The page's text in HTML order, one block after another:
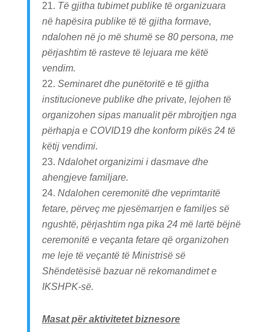
Të gjitha tubimet publike të organizuara
në hapësira publike të të gjitha formave,
ndalohen në jo më shumë se 80 persona, me
përjashtim të rasteve të lejuara me këtë
vendim.
Seminaret dhe punëtoritë e të gjitha
institucioneve publike dhe private, lejohen të
organizohen sipas manualit për mbrojtjen nga
përhapja e COVID19 dhe konform pikës 24 të
këtij vendimi.
Ndalohet organizimi i dasmave dhe
ahengjeve familjare.
Ndalohen ceremonitë dhe veprimtaritë
fetare, përveç me pjesëmarrjen e familjes së
ngushtë, përjashtim nga pika 24 më lartë bëjnë
ceremonitë e veçanta fetare që organizohen
me leje të veçantë të Ministrisë së
Shëndetësisë bazuar në rekomandimet e
IKSHPK-së.
Masat për aktivitetet biznesore